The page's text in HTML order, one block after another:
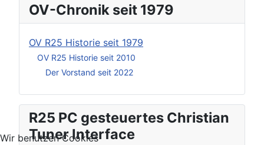
OV-Chronik seit 1979
OV R25 Historie seit 1979
OV R25 Historie seit 2010
Der Vorstand seit 2022
R25 PC gesteuertes Christian
Tuner Interface
Wir benutzen Cookies